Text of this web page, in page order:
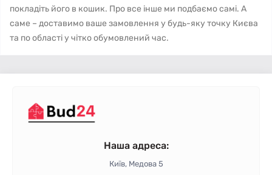
покладіть його в кошик. Про все інше ми подбаємо самі. А
саме – доставимо ваше замовлення у будь-яку точку Києва
та по області у чітко обумовлений час.
Наша адреса:
Київ, Медова 5